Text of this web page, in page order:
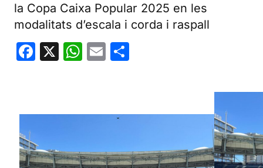
la Copa Caixa Popular 2025 en les
modalitats d’escala i corda i raspall
Facebook
X WhatsApp
Email